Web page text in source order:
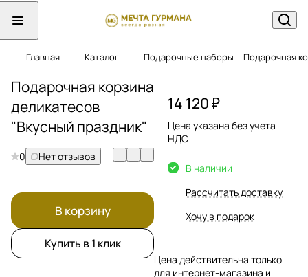
Главная Каталог Подарочные наборы Подарочная
Подарочная корзина
деликатесов
"Вкусный праздник"
0 Нет отзывов
В корзину
Купить в 1 клик
14 120 ₽
Цена указана без учета
НДС
В наличии
Рассчитать доставку
Хочу в подарок
Цена действительна только
для интернет-магазина и